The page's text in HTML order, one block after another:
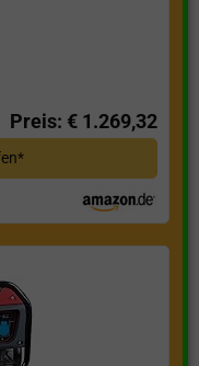
Preis: € 1.269,32